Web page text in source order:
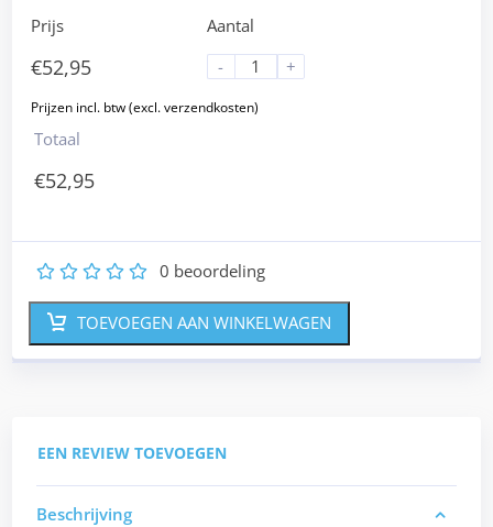
Prijs
€52,95
Aantal
-
+
Totaal
€52,95
5
4
3
2 0 beoordeling
TOEVOEGEN AAN WINKELWAGEN
EEN REVIEW TOEVOEGEN
Beschrijving